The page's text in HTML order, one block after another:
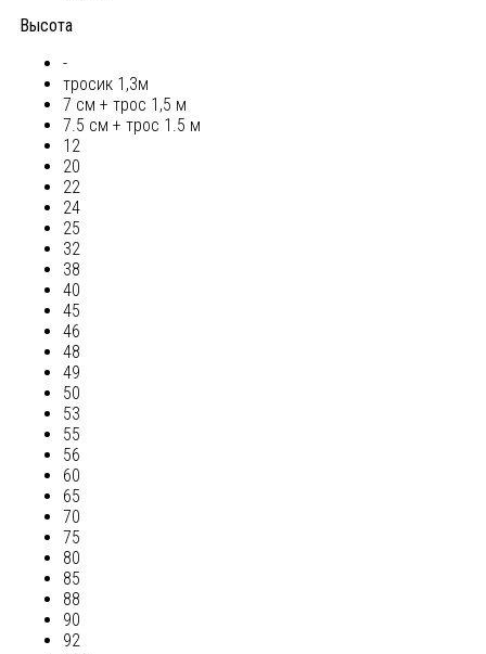
Высота
-
тросик 1,3м
7 см + трос 1,5 м
7.5 см + трос 1.5 м
12
20
22
24
25
32
38
40
45
46
48
49
50
53
55
56
60
65
70
75
80
85
88
90
92